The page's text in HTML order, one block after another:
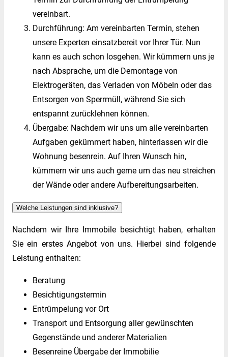
vereinbart.
Durchführung: Am vereinbarten Termin, stehen
unsere Experten einsatzbereit vor Ihrer Tür. Nun
kann es auch schon losgehen. Wir kümmern uns je
nach Absprache, um die Demontage von
Elektrogeräten, das Verladen von Möbeln oder das
Entsorgen von Sperrmüll, während Sie sich
entspannt zurücklehnen können.
Übergabe: Nachdem wir uns um alle vereinbarten
Aufgaben gekümmert haben, hinterlassen wir die
Wohnung besenrein. Auf Ihren Wunsch hin,
kümmern wir uns auch gerne um das neu streichen
der Wände oder andere Aufbereitungsarbeiten.
Welche Leistungen sind inklusive?
Nachdem wir Ihre Immobile besichtigt haben, erhalten
Sie ein erstes Angebot von uns. Hierbei sind folgende
Leistung enthalten:
Beratung
Besichtigungstermin
Entrümpelung vor Ort
Transport und Entsorgung aller gewünschten
Gegenstände und anderer Materialien
Besenreine Übergabe der Immobilie